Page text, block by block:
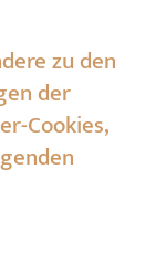
zu den
der
Cookies,